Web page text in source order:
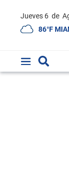
Jueves 6 de
86°F